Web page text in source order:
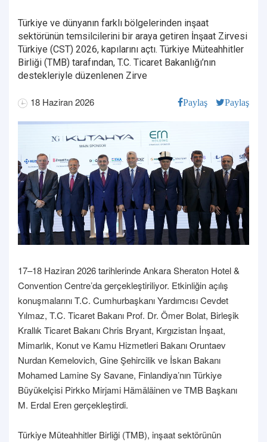
Türkiye ve dünyanın farklı bölgelerinden inşaat
sektörünün temsilcilerini bir araya getiren İnşaat Zirvesi
Türkiye (CST) 2026, kapılarını açtı. Türkiye Müteahhitler
Birliği (TMB) tarafından, T.C. Ticaret Bakanlığı’nın
destekleriyle düzenlenen Zirve
18 Haziran 2026 Paylaş Paylaş
17–18 Haziran 2026 tarihlerinde Ankara Sheraton Hotel &
Convention Centre’da gerçekleştiriliyor. Etkinliğin açılış
konuşmalarını T.C. Cumhurbaşkanı Yardımcısı Cevdet
Yılmaz, T.C. Ticaret Bakanı Prof. Dr. Ömer Bolat, Birleşik
Krallık Ticaret Bakanı Chris Bryant, Kırgızistan İnşaat,
Mimarlık, Konut ve Kamu Hizmetleri Bakanı Oruntaev
Nurdan Kemelovich, Gine Şehircilik ve İskan Bakanı
Mohamed Lamine Sy Savane, Finlandiya’nın Türkiye
Büyükelçisi Pirkko Mirjami Hämäläinen ve TMB Başkanı
M. Erdal Eren gerçekleştirdi.
Türkiye Müteahhitler Birliği (TMB), inşaat sektörünün